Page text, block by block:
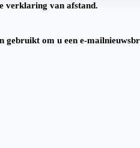
verklaring van afstand.
om u een e-